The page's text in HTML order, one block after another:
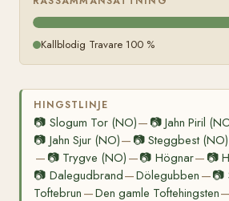
Kallblodig Travare 100 %
HINGSTLINJE
📷 Slogum Tor (NO)— 📷Jahn Piril
📷 Jahn Sjur (NO)— 📷Steggbest (NO)
— 📷 Trygve (NO) —📷 Högnar— 📷
📷 Dalegudbrand—Dölegubben —📷
Toftebrun —Den gamle Toftehingsten—